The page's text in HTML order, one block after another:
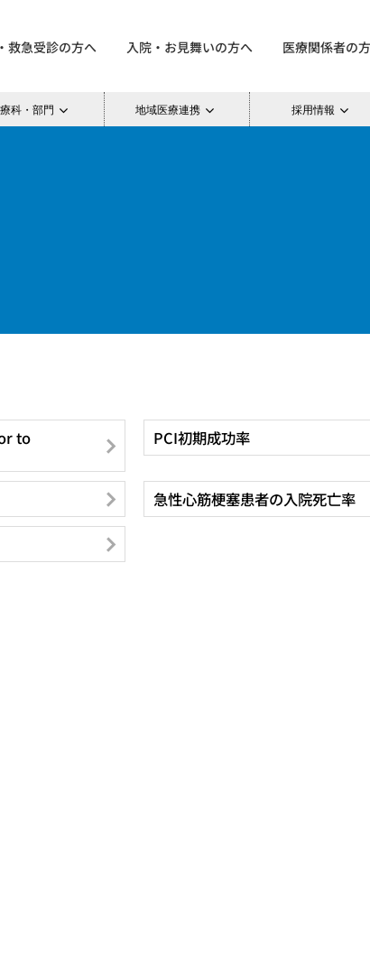
救急受診の方へ 入院・お見舞いの方へ 医療関係者の
科・部門 地域医療連携 採用情報
to PCI初期成功率
急性心筋梗塞患者の入院死亡率